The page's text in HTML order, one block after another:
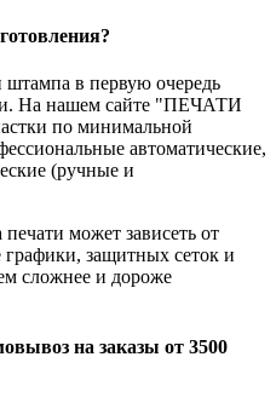
штампа в первую очередь
На нашем сайте "ПЕЧАТИ
по минимальной
автоматические,
(ручные и
может зависеть от
защитных сеток и
сложнее и дороже
на заказы от 3500